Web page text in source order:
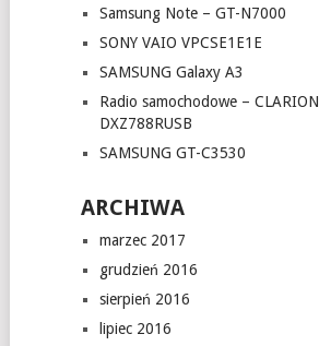
Samsung Note – GT-N7000
SONY VAIO VPCSE1E1E
SAMSUNG Galaxy A3
Radio samochodowe – CLARION
DXZ788RUSB
SAMSUNG GT-C3530
ARCHIWA
marzec 2017
grudzień 2016
sierpień 2016
lipiec 2016